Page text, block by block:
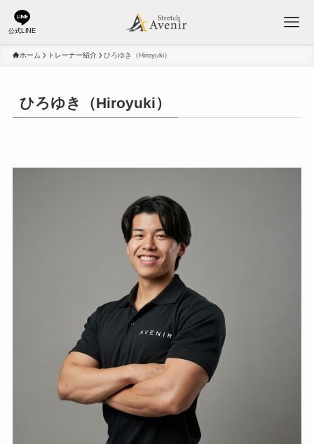
公式LINE
ホーム トレーナー紹介 ひろゆき（Hiroyuki）
ひろゆき（Hiroyuki）